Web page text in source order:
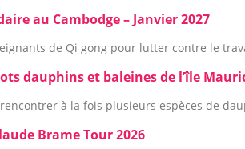
au Cambodge – Janvier 2027
de Qi gong pour lutter contre le
dauphins et baleines de l’île
à la fois plusieurs espèces de
Brame Tour 2026